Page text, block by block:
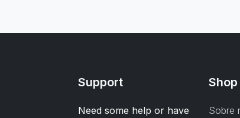
Support
Need some help or have
Shop
Sobre